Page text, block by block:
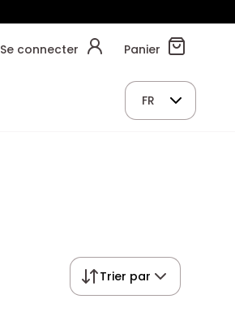
Se connecter Panier
FR
Trier par